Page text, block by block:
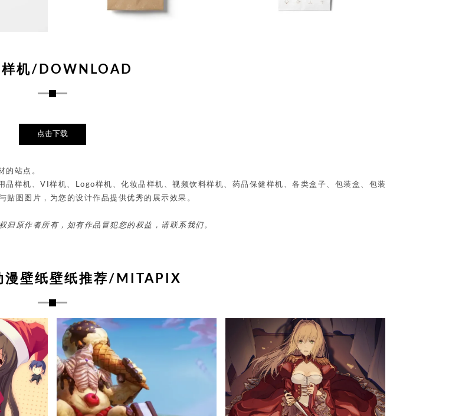
样机/DOWNLOAD
点击下载
的站点。
样机、VI样机、Logo样机、化妆品样机、视频饮料样机、药品保健样机、各类盒子、包装盒、包装
图图片，为您的设计作品提供优秀的展示效果。
原作者所有，如有作品冒犯您的权益，请联系我们。
漫壁纸壁纸推荐/MITAPIX